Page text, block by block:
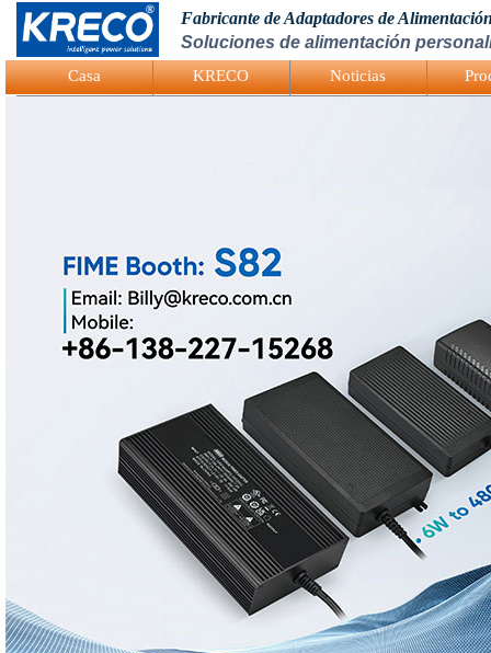
Logo Picture
Fabricante de Adaptadores de
Soluciones de alimentación
Casa KRECO Noticias